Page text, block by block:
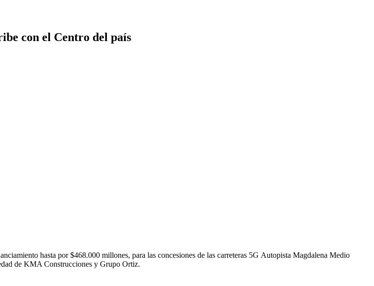
con el Centro del país
hasta por $468.000 millones, para las concesiones de las carreteras 5G Autopista Magdalena Medio
de KMA Construcciones y Grupo Ortiz.